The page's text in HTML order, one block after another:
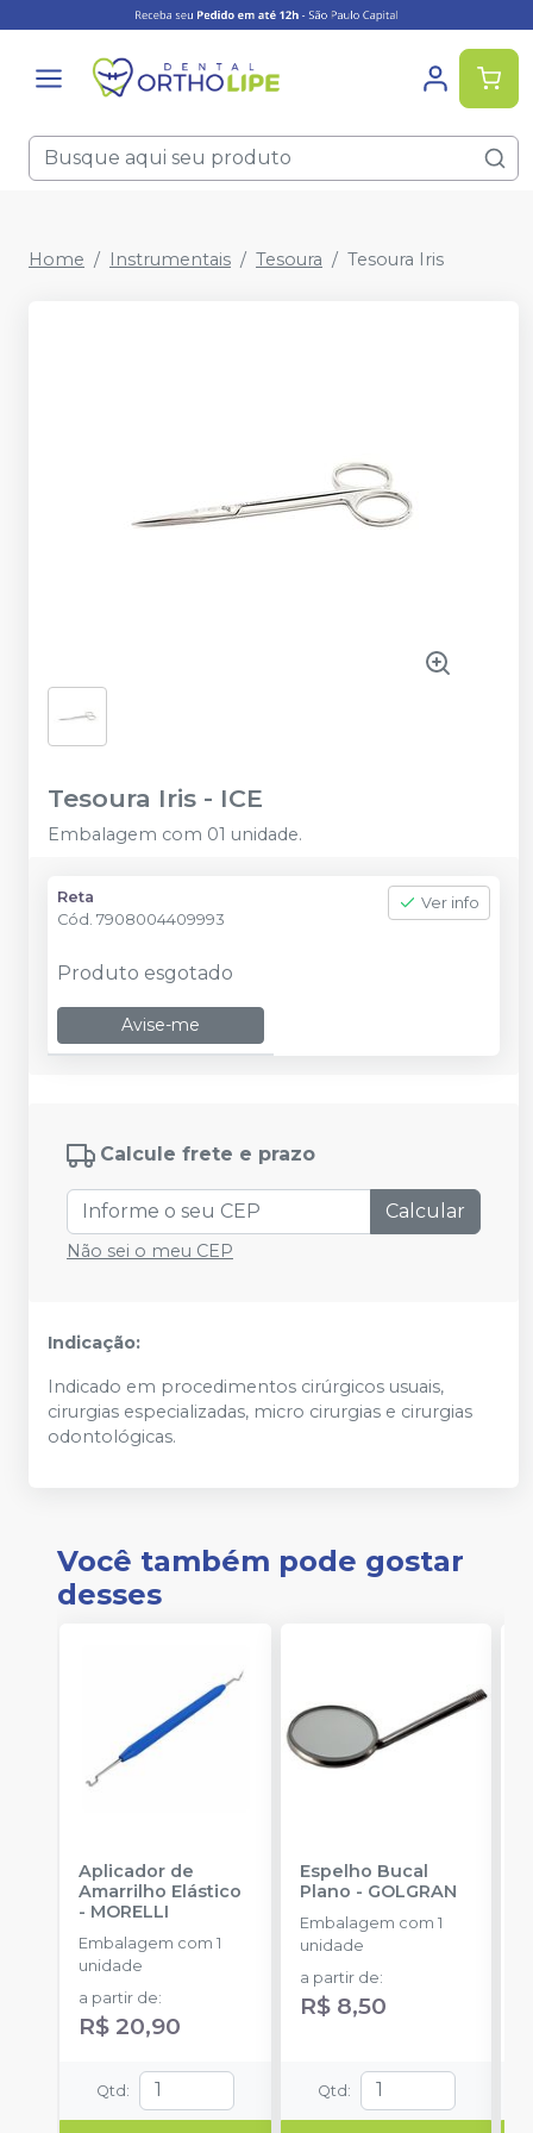
Home Instrumentais Tesoura Tesoura Iris
Tesoura Iris - ICE
Embalagem com 01 unidade.
Reta
Cód. 7908004409993
Ver info
Produto esgotado
Avise-me
Calcule frete e prazo
Calcular
Não sei o meu CEP
Indicação:
Indicado em procedimentos cirúrgicos usuais,
cirurgias especializadas, micro cirurgias e cirurgias
odontológicas.
Você também pode gostar
desses
Aplicador de
Amarrilho Elástico
- MORELLI
Embalagem com 1
unidade
a partir de:
R$ 20,90
Qtd :
Espelho Bucal
Plano - GOLGRAN
Embalagem com 1
unidade
a partir de:
R$ 8,50
Qtd :